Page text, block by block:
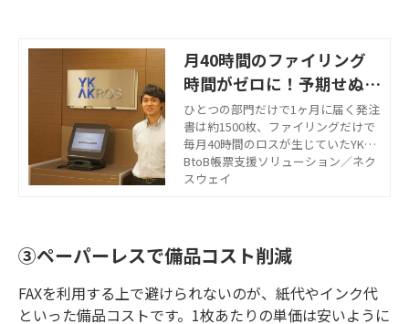
月40時間のファイリング
時間がゼロに！予期せぬコ
ロナ禍の在宅勤務も支えた
ひとつの部門だけで1ヶ月に届く発注
書は約1500枚、ファイリングだけで
毎月40時間のロスが生じていたYKア
クロス株式会社様。『FNX e-受信FAX
サービス』の導入で、毎月約40時間
BtoB帳票支援ソリューション／ネク
スウェイ
③ペーパーレスで備品コスト削減
FAXを利用する上で避けられないのが、紙代やインク代
といった備品コストです。 1枚あたりの単価は安いように